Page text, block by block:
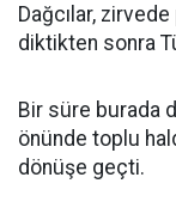
Dağcılar,
diktikten sonra
Bir süre burada
önünde toplu
dönüşe geçti.